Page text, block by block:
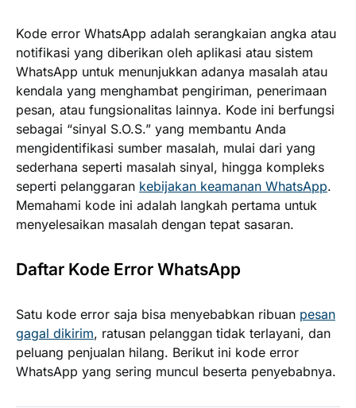
Kode error WhatsApp adalah serangkaian angka atau
notifikasi yang diberikan oleh aplikasi atau sistem
WhatsApp untuk menunjukkan adanya masalah atau
kendala yang menghambat pengiriman, penerimaan
pesan, atau fungsionalitas lainnya. Kode ini berfungsi
sebagai “sinyal S.O.S.” yang membantu Anda
mengidentifikasi sumber masalah, mulai dari yang
sederhana seperti masalah sinyal, hingga kompleks
seperti pelanggaran kebijakan keamanan WhatsApp.
Memahami kode ini adalah langkah pertama untuk
menyelesaikan masalah dengan tepat sasaran.
Daftar Kode Error WhatsApp
Satu kode error saja bisa menyebabkan ribuan pesan
gagal dikirim, ratusan pelanggan tidak terlayani, dan
peluang penjualan hilang. Berikut ini kode error
WhatsApp yang sering muncul beserta penyebabnya.